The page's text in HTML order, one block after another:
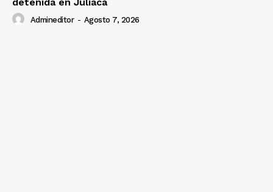
Admineditor - Agosto 7, 2026